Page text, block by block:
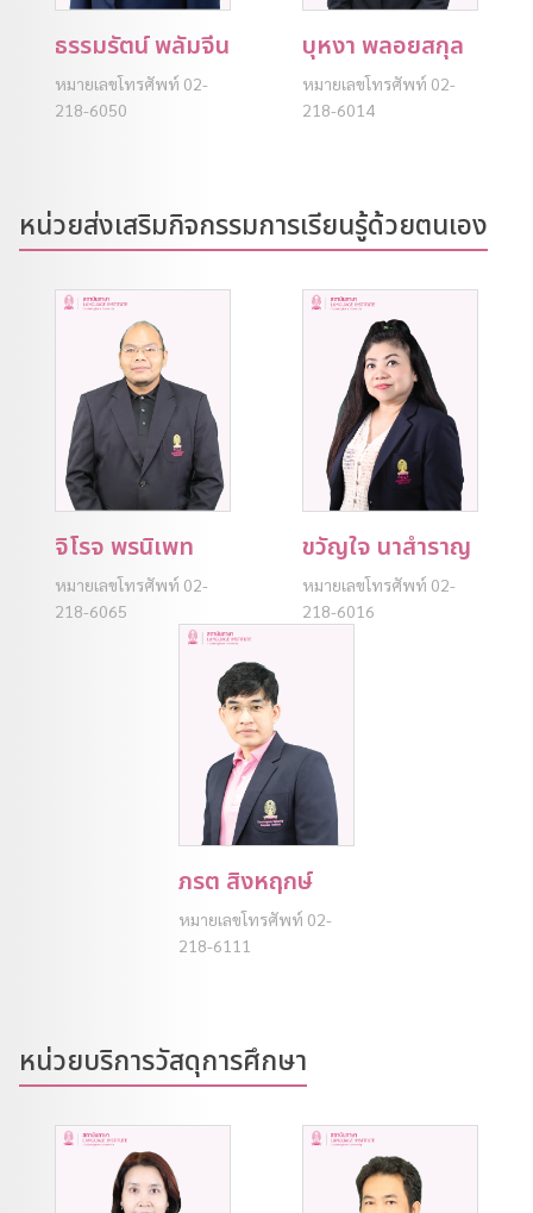
ธรรมรัตน์ พลัมจีน
หมายเลขโทรศัพท์ 02-
218-6050
บุหงา พลอยสกุล
หมายเลขโทรศัพท์ 02-
218-6014
หน่วยส่งเสริมกิจกรรมการเรียนรู้ด้วยตนเอง
จิโรจ พรนิเพท
หมายเลขโทรศัพท์ 02-
218-6065
ขวัญใจ นาสำราญ
หมายเลขโทรศัพท์ 02-
218-6016
ภรต สิงหฤกษ์
หมายเลขโทรศัพท์ 02-
218-6111
หน่วยบริการวัสดุการศึกษา